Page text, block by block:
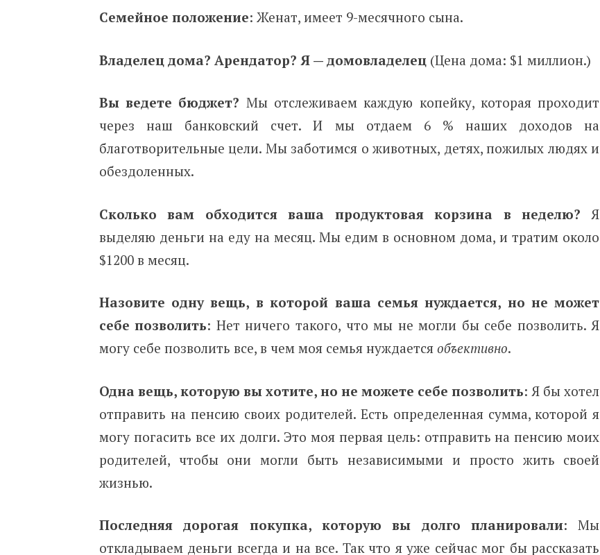
Семейное положение: Женат, имеет 9-месячного сына.
Владелец дома? Арендатор? Я — домовладелец (Цена дома: $1 миллион.)
Вы ведете бюджет? Мы отслеживаем каждую копейку, которая проходит
через наш банковский счет. И мы отдаем 6 % наших доходов на
благотворительные цели. Мы заботимся о животных, детях, пожилых людях и
обездоленных.
Сколько вам обходится ваша продуктовая корзина в неделю? Я
выделяю деньги на еду на месяц. Мы едим в основном дома, и тратим около
$1200 в месяц.
Назовите одну вещь, в которой ваша семья нуждается, но не может
себе позволить: Нет ничего такого, что мы не могли бы себе позволить. Я
могу себе позволить все, в чем моя семья нуждается объективно.
Одна вещь, которую вы хотите, но не можете себе позволить: Я бы хотел
отправить на пенсию своих родителей. Есть определенная сумма, которой я
могу погасить все их долги. Это моя первая цель: отправить на пенсию моих
родителей, чтобы они могли быть независимыми и просто жить своей
жизнью.
Последняя дорогая покупка, которую вы долго планировали: Мы
откладываем деньги всегда и на все. Так что я уже сейчас мог бы рассказать